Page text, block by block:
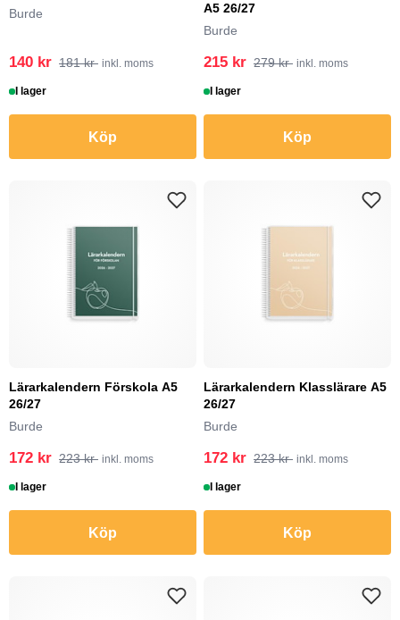
Burde
140 kr 181 kr inkl. moms
I lager
Köp
A5 26/27
Burde
215 kr 279 kr inkl. moms
I lager
Köp
Lärarkalendern Förskola A5
26/27
Burde
172 kr 223 kr inkl. moms
I lager
Köp
Lärarkalendern Klasslärare A5
26/27
Burde
172 kr 223 kr inkl. moms
I lager
Köp